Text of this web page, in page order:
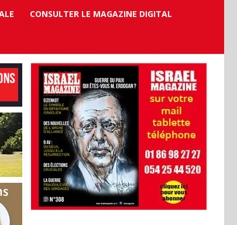
CONSULTER LE MAGAZINE DIGITAL